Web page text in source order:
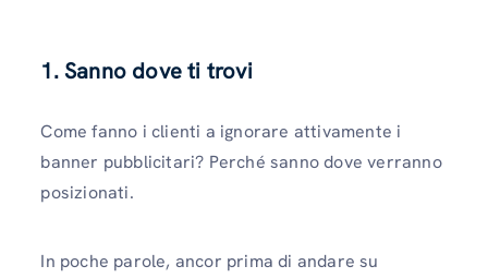
1. Sanno dove ti trovi
Come fanno i clienti a ignorare attivamente i
banner pubblicitari? Perché sanno dove verranno
posizionati.
In poche parole, ancor prima di andare su